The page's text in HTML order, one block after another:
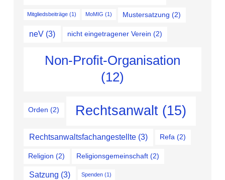
Mitgliedsbeiträge (1) MoMIG (1) Mustersatzung (2)
neV(3) nicht eingetragener Verein (2)
Non-Profit-Organisation
(12)
Orden (2) Rechtsanwalt (15)
Rechtsanwaltsfachangestellte(3) Refa (2)
Religion (2) Religionsgemeinschaft (2)
Satzung (3) Spenden (1)